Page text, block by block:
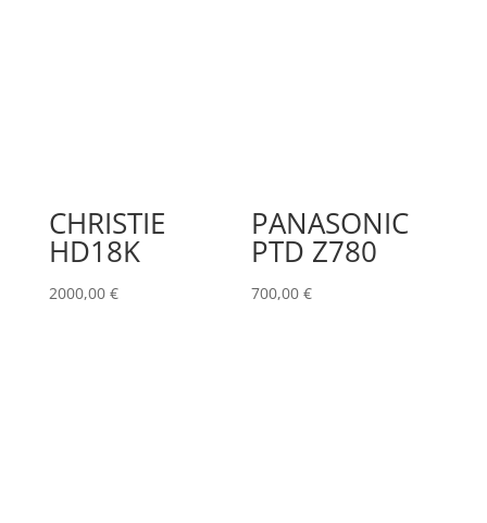
CHRISTIE
HD18K
2000,00 €
PANASONIC
PTD Z780
700,00€